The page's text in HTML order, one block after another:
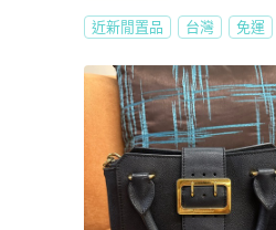
近新閒置品 台灣 免運